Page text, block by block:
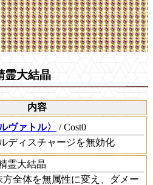
霊大結晶
内容
ヴァトル〉
/ Cost0
ディスチャージを無効化
霊大結晶
方全体を無属性に変え、ダメー